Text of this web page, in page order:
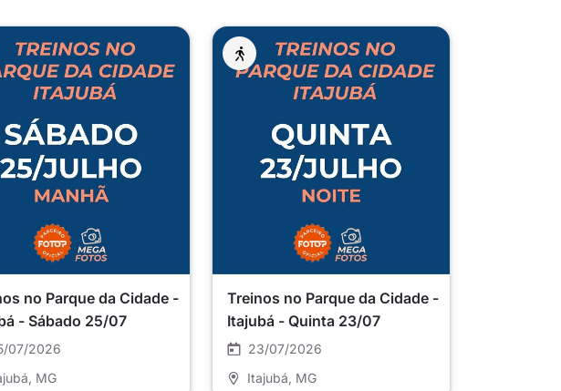
no Parque da Cidade -
- Sábado 25/07
07/2026
, MG
Treinos no Parque da Cidade -
Itajubá - Quinta 23/07
23/07/2026
Itajubá , MG